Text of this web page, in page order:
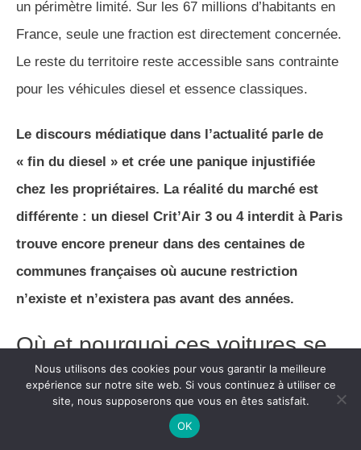
un périmètre limité. Sur les 67 millions d’habitants en
France, seule une fraction est directement concernée.
Le reste du territoire reste accessible sans contrainte
pour les véhicules diesel et essence classiques.
Le discours médiatique dans l’actualité parle de
« fin du diesel » et crée une panique injustifiée
chez les propriétaires. La réalité du marché est
différente : un diesel Crit’Air 3 ou 4 interdit à Paris
trouve encore preneur dans des centaines de
communes françaises où aucune restriction
n’existe et n’existera pas avant des années.
Où et pourquoi ces voitures se
revendent encore
Les zones rurales et périurbaines hors ZFE
Nous utilisons des cookies pour vous garantir la meilleure
expérience sur notre site web. Si vous continuez à utiliser ce
site, nous supposerons que vous en êtes satisfait.
OK